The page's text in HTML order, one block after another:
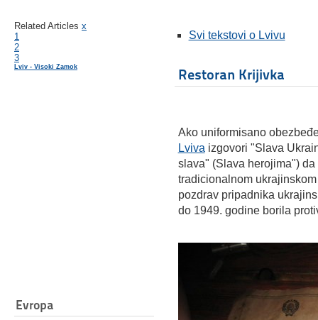
Related Articles x
1
2
3
Lviv - Visoki Zamok
Evropa
Svi tekstovi o Lvivu
Restoran Krijivka
Ako uniformisano
Lviva izgovori "Slava
slava" (Slava herojima")
tradicionalnom
pozdrav pripadnika
do 1949. godine borila